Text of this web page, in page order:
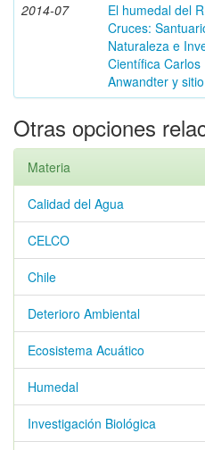
2014-07
El humedal del
Cruces:
Naturaleza e
Científica Carlos
Anwandter y
Otras opciones
Materia
Calidad del Agua
CELCO
Chile
Deterioro Ambiental
Ecosistema Acuático
Humedal
Investigación Biológica